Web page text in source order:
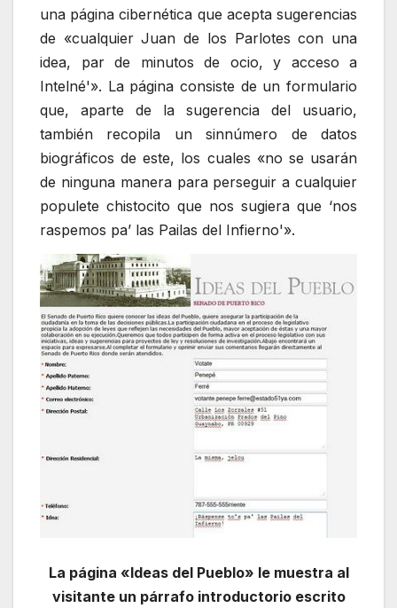
una página cibernética que acepta sugerencias
de «cualquier Juan de los Parlotes con una
idea, par de minutos de ocio, y acceso a
Intelné'». La página consiste de un formulario
que, aparte de la sugerencia del usuario,
también recopila un sinnúmero de datos
biográficos de este, los cuales «no se usarán
de ninguna manera para perseguir a cualquier
populete chistocito que nos sugiera que ‘nos
raspemos pa’ las Pailas del Infierno'».
La página «Ideas del Pueblo» le muestra al
visitante un párrafo introductorio escrito